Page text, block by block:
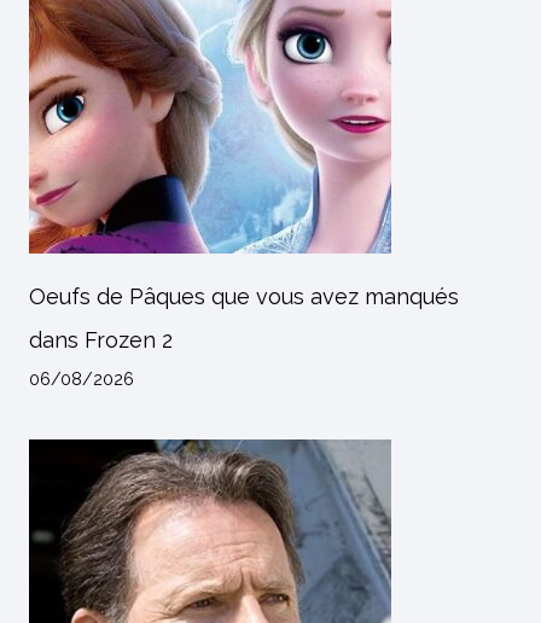
Oeufs de Pâques que vous avez manqués
dans Frozen 2
06/08/2026